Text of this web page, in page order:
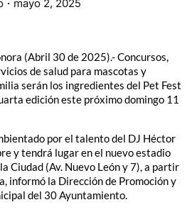
mayo 2, 2025
(Abril 30 de 2025).- Concursos,
de salud para mascotas y
serán los ingredientes del Pet Fest
edición este próximo domingo 11
por el talento del DJ Héctor
y tendrá lugar en el nuevo estadio
Ciudad (Av. Nuevo León y 7), a partir
informó la Dirección de Promoción y
del 30 Ayuntamiento.